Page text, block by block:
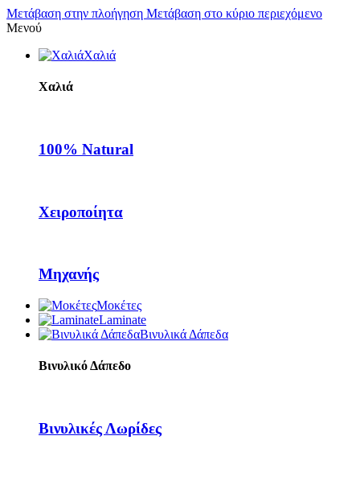
Μετάβαση στην πλοήγηση Μετάβαση στο κύριο περιεχόμενο
Μενού
Χαλιά
Χαλιά
100% Natural
Χειροποίητα
Μηχανής
Μοκέτες
Laminate
Βινυλικά Δάπεδα
Βινυλικό Δάπεδο
Βινυλικές Λωρίδες